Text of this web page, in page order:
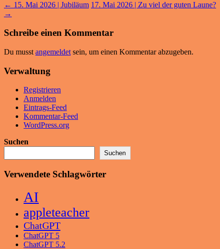
← 15. Mai 2026 | Jubiläum 17. Mai 2026 | Zu viel der guten Laune?
→
Schreibe einen Kommentar
Du musst angemeldet sein, um einen Kommentar abzugeben.
Verwaltung
Registrieren
Anmelden
Eintrags-Feed
Kommentar-Feed
WordPress.org
Suchen
Suchen
Verwendete Schlagwörter
AI
appleteacher
ChatGPT
ChatGPT 5
ChatGPT 5.2